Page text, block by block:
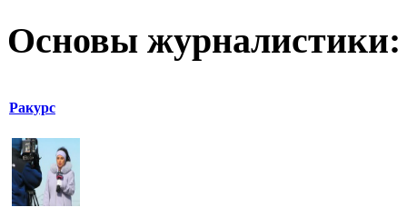
Основы журналистики:
Ракурс